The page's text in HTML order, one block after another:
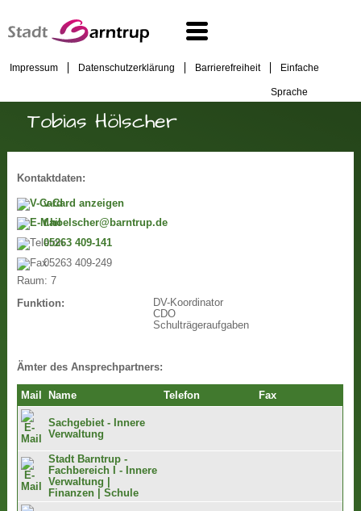
Impressum Datenschutzerklärung Barrierefreiheit Einfache
Sprache
Tobias Hölscher
Kontaktdaten:
v-Card anzeigen
t.hoelscher@barntrup.de
05263 409-141
05263 409-249
Raum: 7
Funktion:
DV-Koordinator
CDO
Schulträgeraufgaben
Ämter des Ansprechpartners:
Mail Name Telefon Fax
Sachgebiet - Innere
Verwaltung
Stadt Barntrup -
Fachbereich I - Innere
Verwaltung |
Finanzen | Schule